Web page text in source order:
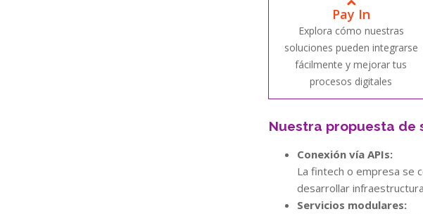
Pay In
Explora cómo nuestras
soluciones pueden integrarse
fácilmente y mejorar tus
procesos digitales
Nuestra propuesta de
Conexión vía APIs:
La fintech o empresa se
desarrollar
Servicios modulares: